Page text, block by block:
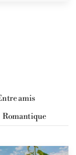
amis
Romantique